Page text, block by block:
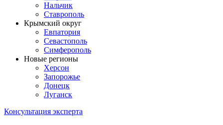
Нальчик
Ставрополь
Крымский округ
Евпатория
Севастополь
Симферополь
Новые регионы
Херсон
Запорожье
Донецк
Луганск
Консультация эксперта